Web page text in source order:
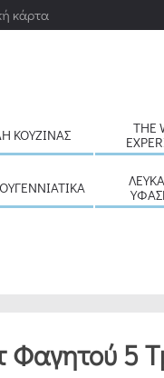
κάρτα
ΚΟΥΖΊΝΑΣ
THE
Φαγητού 5